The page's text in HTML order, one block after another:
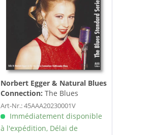
Norbert Egger & Natural Blues
Connection: The Blues
Standard Series, Vol.3 (7inch,
45rpm)
Art-Nr.: 45AAA20230001V
Immédiatement disponible
à l'expédition, Délai de